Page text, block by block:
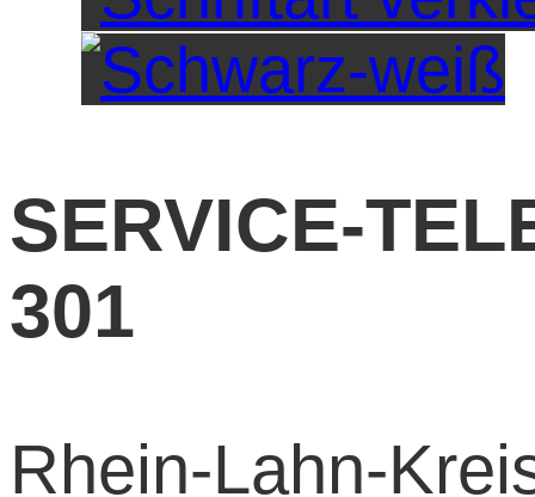
SERVICE-
301
Rhein-Lahn-